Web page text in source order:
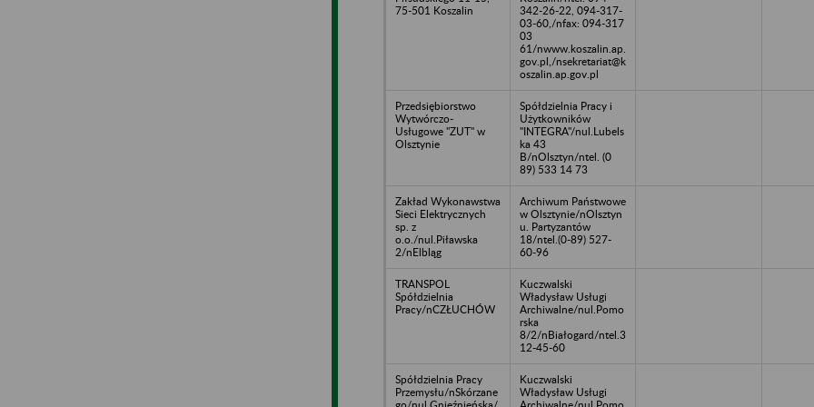
75-501 Koszalin
342-26-22, 094-317-
03-60,/nfax: 094-317
03
61/nwww.koszalin.ap.
gov.pl,/nsekretariat@k
oszalin.ap.gov.pl
Przedsiębiorstwo
Wytwórczo-
Usługowe "ZUT" w
Olsztynie
Spółdzielnia Pracy i
Użytkowników
"INTEGRA"/nul.Lubels
ka 43
B/nOlsztyn/ntel. (0
89) 533 14 73
Zakład Wykonawstwa
Sieci Elektrycznych
sp. z
o.o./nul.Piławska
2/nElbląg
Archiwum Państwowe
w Olsztynie/nOlsztyn
u. Partyzantów
18/ntel.(0-89) 527-
60-96
TRANSPOL
Spółdzielnia
Pracy/nCZŁUCHÓW
Kuczwalski
Władysław Usługi
Archiwalne/nul.Pomo
rska
8/2/nBiałogard/ntel.3
12-45-60
Spółdzielnia Pracy
Przemysłu/nSkórzane
Kuczwalski
Władysław Usługi